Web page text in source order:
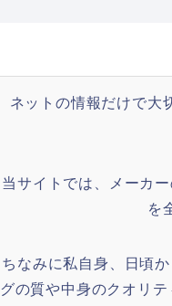
ネットの情報だけで大
当サイトでは、メーカ
を
ちなみに私自身、日頃
グの質や中身のクオリテ